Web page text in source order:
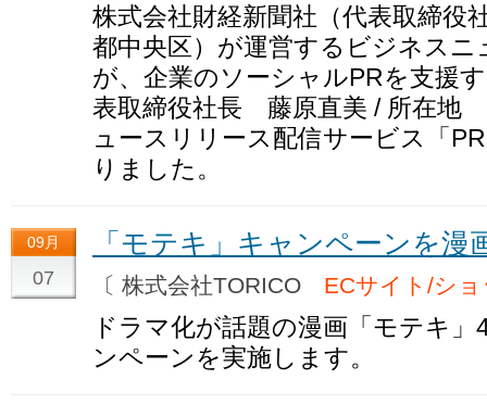
株式会社財経新聞社（代表取締
都中央区）が運営するビジネスニ
が、企業のソーシャルPRを支援
表取締役社長 藤原直美 / 所在地
ュースリリース配信サービス「
りました。
09月
07
「モテキ」キャンペーンを
〔 株式会社TORICO ECサイト/シ
ドラマ化が話題の漫画「モテキ
ンペーンを実施します。